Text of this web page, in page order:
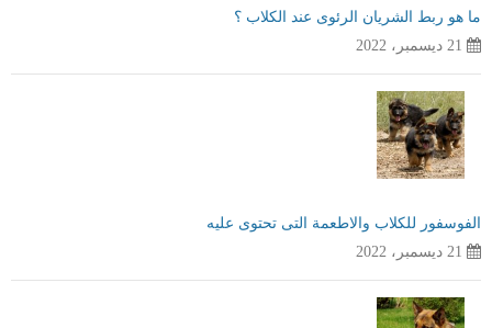
ما هو ربط الشريان الرئوى عند الكلاب ؟
21 ديسمبر، 2022
الفوسفور للكلاب والاطعمة التى تحتوى عليه
21 ديسمبر، 2022